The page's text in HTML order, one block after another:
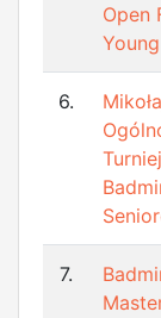
Open
Young
6.
Turniej
7.